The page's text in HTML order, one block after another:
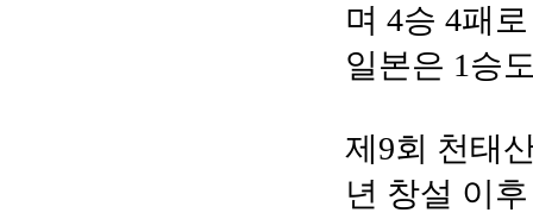
며 4승 4패
일본은 1승
제9회 천태
년 창설 이후